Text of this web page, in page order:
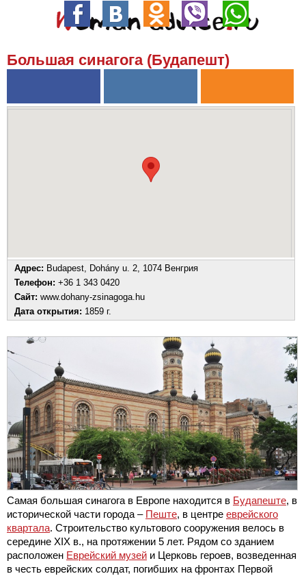
Большая синагога (Будапешт)
Адрес: Budapest, Dohány u. 2, 1074 Венгрия
Телефон: +36 1 343 0420
Сайт: www.dohany-zsinagoga.hu
Дата открытия: 1859 г.
Самая большая синагога в Европе находится в Будапеште, в
исторической части города – Пеште, в центре еврейского
квартала. Строительство культового сооружения велось в
середине XIX в., на протяжении 5 лет. Рядом со зданием
расположен Еврейский музей и Церковь героев, возведенная
в честь еврейских солдат, погибших на фронтах Первой